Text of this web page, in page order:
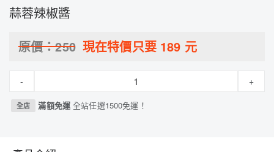
蒜蓉辣椒醬
原價：250 現在特價只要 189 元
- +
全店 滿額免運全站任選1500免運！